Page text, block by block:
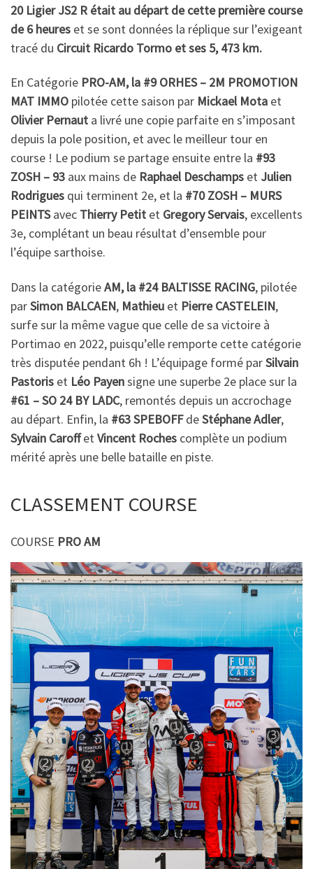
20 Ligier JS2 R était au départ de cette première course
de 6 heures et se sont données la réplique sur l’exigeant
tracé du Circuit Ricardo Tormo et ses 5, 473 km.
En Catégorie PRO-AM, la #9 ORHES – 2M PROMOTION
MAT IMMO pilotée cette saison par Mickael Mota et
Olivier Pernaut a livré une copie parfaite en s’imposant
depuis la pole position, et avec le meilleur tour en
course ! Le podium se partage ensuite entre la #93
ZOSH – 93 aux mains de Raphael Deschamps et Julien
Rodrigues qui terminent 2e, et la #70 ZOSH – MURS
PEINTSavec Thierry Petit et Gregory Servais, excellents
3e, complétant un beau résultat d’ensemble pour
l’équipe sarthoise.
Dans la catégorieAM, la #24 BALTISSE RACING, pilotée
parSimon BALCAEN, Mathieu et Pierre CASTELEIN,
surfe sur la même vague que celle de sa victoire à
Portimao en 2022, puisqu’elle remporte cette catégorie
très disputée pendant 6h ! L’équipage formé parSilvain
Pastoris et Léo Payensigne une superbe 2e place sur la
#61 – SO 24 BY LADC, remontés depuis un accrochage
au départ. Enfin, la #63 SPEBOFFdeStéphane Adler,
Sylvain CaroffetVincent Roches complète un podium
mérité après une belle bataille en piste.
CLASSEMENT COURSE
COURSE PRO AM